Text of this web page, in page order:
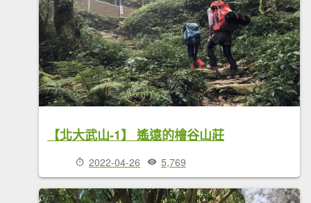
【北大武山-1】 遙遠的檜谷山莊
2022-04-26 5,769